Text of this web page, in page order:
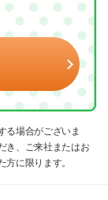
る場合がございま
き、ご来社またはお
に限ります。